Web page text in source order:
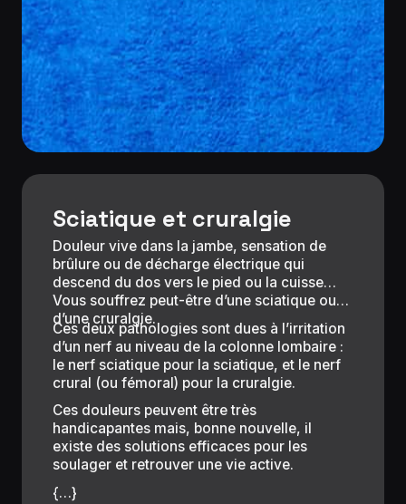
Sciatique et cruralgie
Douleur vive dans la jambe, sensation de
brûlure ou de décharge électrique qui
descend du dos vers le pied ou la cuisse…
Vous souffrez peut-être d’une sciatique ou
d’une cruralgie.
Ces deux pathologies sont dues à l’irritation
d’un nerf au niveau de la colonne lombaire :
le nerf sciatique pour la sciatique, et le nerf
crural (ou fémoral) pour la cruralgie.
Ces douleurs peuvent être très
handicapantes mais, bonne nouvelle, il
existe des solutions efficaces pour les
soulager et retrouver une vie active.
{…}